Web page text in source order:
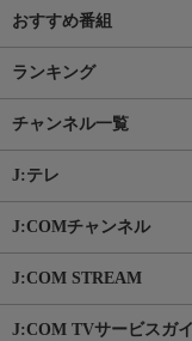
おすすめ番組
ランキング
チャンネル一覧
J:テレ
J:COMチャンネル
J:COM STREAM
J:COM TVサービスガ